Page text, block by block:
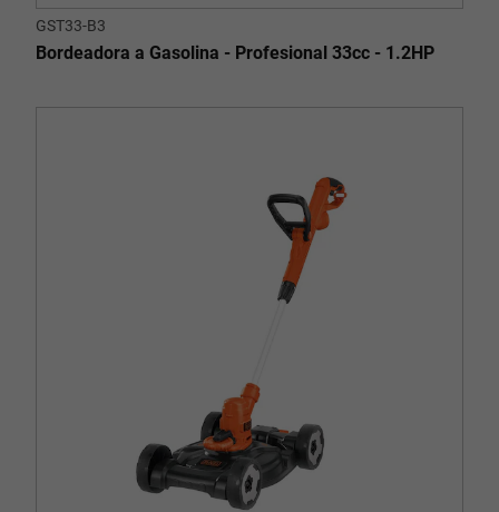
GST33-B3
Bordeadora a Gasolina - Profesional 33cc - 1.2HP